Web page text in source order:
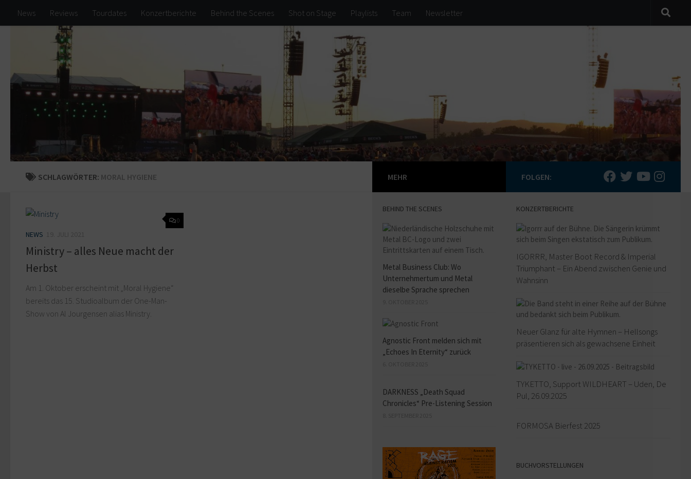
Zum Inhalt springen
News Reviews Tourdates Konzertberichte Behind the Scenes Shot on Stage Playlists Team Newsletter
SCHLAGWÖRTER: MORAL HYGIENE
0
NEWS
Ministry – alles Neue macht der
Herbst
Am 1. Oktober erscheint mit „Moral Hygiene“
bereits das 15. Studioalbum der One-Man-
Show von Al Jourgensen alias Ministry.
FOLGEN:
KONZERTBERICHTE
IGORRR, Master Boot Record & Imperial
Triumphant – Ein Abend zwischen Genie und
Wahnsinn
Neuer Glanz für alte Hymnen – Hellsongs
präsentieren sich als gewachsene Einheit
TYKETTO, Support WILDHEART – Uden, De
Pul, 26.09.2025
FORMOSA Bierfest 2025
BUCHVORSTELLUNGEN
MEHR
BEHIND THE SCENES
Metal Business Club: Wo
Unternehmertum und Metal
dieselbe Sprache sprechen
Agnostic Front melden sich mit
„Echoes In Eternity“ zurück
DARKNESS „Death Squad
Chronicles“ Pre-Listening Session